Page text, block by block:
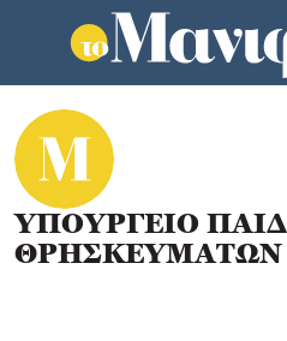
ΥΠΟΥΡΓΕΙΟ
ΘΡΗΣΚΕΥΜΑΤΩΝ